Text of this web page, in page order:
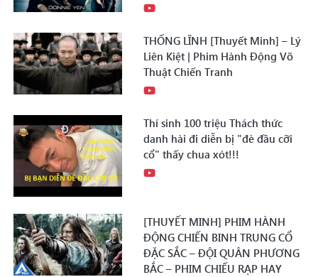
THỐNG LĨNH [Thuyết Minh] – Lý
Liên Kiệt | Phim Hành Động Võ
Thuật Chiến Tranh
Thí sinh 100 triệu Thách thức
danh hài đi diễn bị "đè đầu cỡi
cổ" thấy chua xót!!!
[THUYẾT MINH] PHIM HÀNH
ĐỘNG CHIẾN BINH TRUNG CỔ
ĐẶC SẮC – ĐỘI QUÂN PHƯƠNG
BẮC – PHIM CHIẾU RẠP HAY